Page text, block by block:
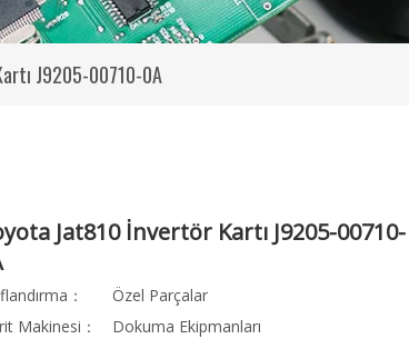
J9205-00710-0A
Jat810 İnvertör Kartı J9205-00710-
：
Özel Parçalar
Makinesi：
Dokuma Ekipmanları